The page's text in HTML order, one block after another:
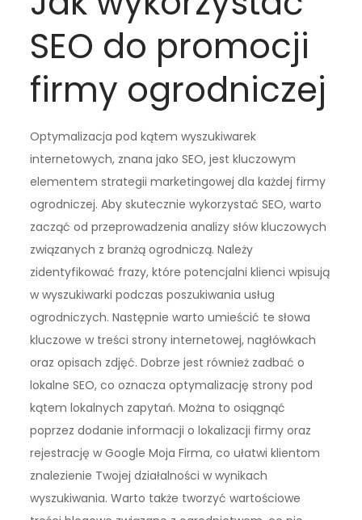
SEO do promocji
firmy ogrodniczej
Optymalizacja pod kątem wyszukiwarek
internetowych, znana jako SEO, jest kluczowym
elementem strategii marketingowej dla każdej firmy
ogrodniczej. Aby skutecznie wykorzystać SEO, warto
zacząć od przeprowadzenia analizy słów kluczowych
związanych z branżą ogrodniczą. Należy
zidentyfikować frazy, które potencjalni klienci wpisują
w wyszukiwarki podczas poszukiwania usług
ogrodniczych. Następnie warto umieścić te słowa
kluczowe w treści strony internetowej, nagłówkach
oraz opisach zdjęć. Dobrze jest również zadbać o
lokalne SEO, co oznacza optymalizację strony pod
kątem lokalnych zapytań. Można to osiągnąć
poprzez dodanie informacji o lokalizacji firmy oraz
rejestrację w Google Moja Firma, co ułatwi klientom
znalezienie Twojej działalności w wynikach
wyszukiwania. Warto także tworzyć wartościowe